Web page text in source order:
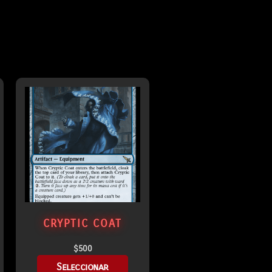
CRYPTIC COAT
$500
Seleccionar